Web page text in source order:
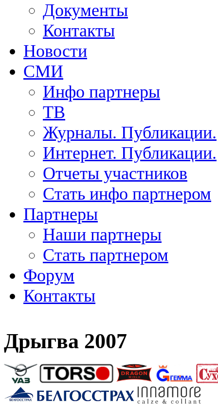
Документы
Контакты
Новости
СМИ
Инфо партнеры
ТВ
Журналы. Публикации.
Интернет. Публикации.
Отчеты участников
Стать инфо партнером
Партнеры
Наши партнеры
Стать партнером
Форум
Контакты
Дрыгва 2007